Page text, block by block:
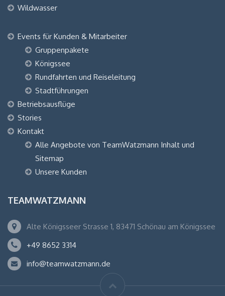
Wildwasser
Events für Kunden & Mitarbeiter
Gruppenpakete
Königssee
Rundfahrten und Reiseleitung
Stadtführungen
Betriebsausflüge
Stories
Kontakt
Alle Angebote von TeamWatzmann Inhalt und
Sitemap
Unsere Kunden
TEAMWATZMANN
Alte Königsseer Strasse 1, 83471 Schönau am Königssee
+49 8652 3314
info@teamwatzmann.de